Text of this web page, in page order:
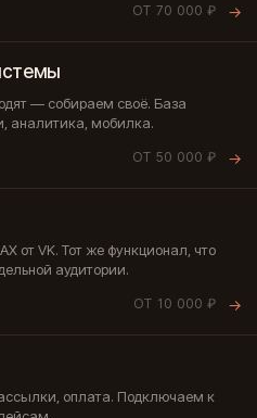
ОТ 70 000 ₽ →
— собираем своё. База
аналитика, мобилка.
ОТ 50 000 ₽ →
от VK. Тот же функционал, что
аудитории.
ОТ 10 000 ₽ →
оплата. Подключаем к